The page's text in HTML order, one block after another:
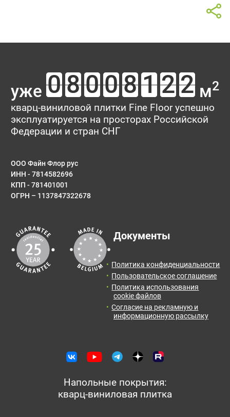
Тип укладки
Количество:
упак.
Итоговая
площадь:
0м2
Цена от:
Отправить заявку с расчетом менеджеру для
получения информации и оформления заказа.
делитесь опытом!
Рейтинг:
Имя*
E-mail
Сообщение
уже м2
кварц-виниловой плитки Fine Floor успешно
эксплуатируется на просторах Российской
Федерации и стран СНГ
ООО Файн Флор рус
ИНН - 7814582696
КПП - 781401001
ОГРН – 1137847322678
Документы
Политика конфиденциальности
Пользовательское соглашение
Политика использования
cookie файлов
Согласие на рекламную и
информационную рассылку
Напольные покрытия:
кварц-виниловая плитка